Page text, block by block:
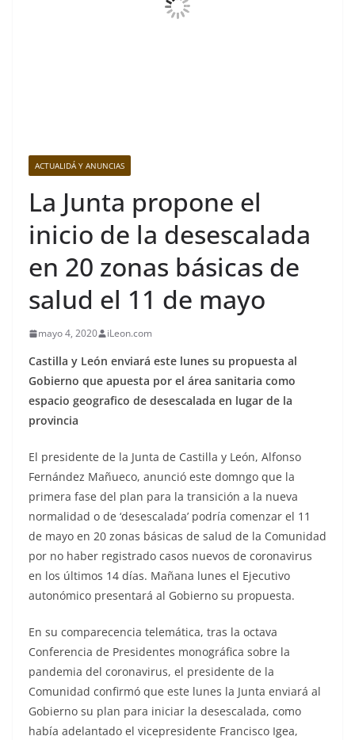
ACTUALIDÁ Y ANUNCIAS
La Junta propone el
inicio de la desescalada
en 20 zonas básicas de
salud el 11 de mayo
mayo 4, 2020 iLeon.com
Castilla y León enviará este lunes su propuesta al
Gobierno que apuesta por el área sanitaria como
espacio geografico de desescalada en lugar de la
provincia
El presidente de la Junta de Castilla y León, Alfonso
Fernández Mañueco, anunció este domngo que la
primera fase del plan para la transición a la nueva
normalidad o de ‘desescalada’ podría comenzar el 11
de mayo en 20 zonas básicas de salud de la Comunidad
por no haber registrado casos nuevos de coronavirus
en los últimos 14 días. Mañana lunes el Ejecutivo
autonómico presentará al Gobierno su propuesta.
En su comparecencia telemática, tras la octava
Conferencia de Presidentes monográfica sobre la
pandemia del coronavirus, el presidente de la
Comunidad confirmó que este lunes la Junta enviará al
Gobierno su plan para iniciar la desescalada, como
había adelantado el vicepresidente Francisco Igea,